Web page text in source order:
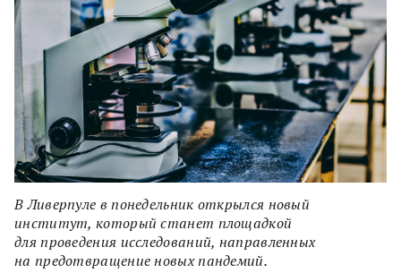
В Ливерпуле в понедельник открылся новый
институт, который станет площадкой
для проведения исследований, направленных
на предотвращение новых пандемий.